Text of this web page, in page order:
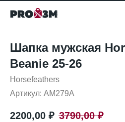
Шапка мужская
Beanie 25-26
Horsefeathers
Артикул: AM279A
2200,00 ₽ 3790,00 ₽